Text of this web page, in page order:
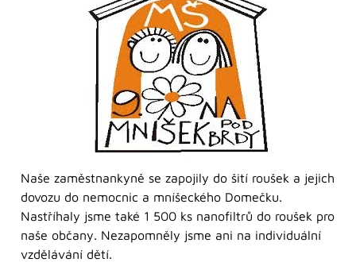
Naše zaměstnankyně se zapojily do šití roušek a jejich
dovozu do nemocnic a mníšeckého Domečku.
Nastříhaly jsme také 1 500 ks nanofiltrů do roušek pro
naše občany. Nezapomněly jsme ani na individuální
vzdělávání dětí.